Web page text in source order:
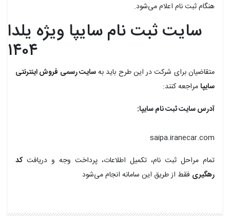
هنگام ثبت نام اعلام می‌شود.
سایت ثبت نام سایپا ویژه یلدا
۱۴۰۴
متقاضیان برای شرکت در این طرح باید بهسایت رسمی فروش اینترنتی
سایپا مراجعه کنند:
آدرس سایت ثبت نام سایپا:
saipa.iranecar.com
تمام مراحل ثبت نام، تکمیل اطلاعات، پرداخت وجه و دریافتکد
رهگیری فقط از طریق این سامانه انجام می‌شود